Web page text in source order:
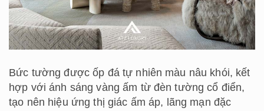
Bức tường được ốp đá tự nhiên màu nâu khói, kết
hợp với ánh sáng vàng ấm từ đèn tường cổ điển,
tạo nên hiệu ứng thị giác ấm áp, lãng mạn đặc